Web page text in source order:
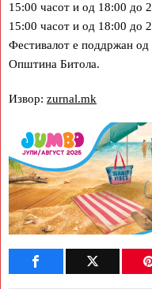
15:00 часот и од 18:00 до
15:00 часот и од 18:00 до
Фестивалот е поддржан од
Општина Битола.
Извор: zurnal.mk